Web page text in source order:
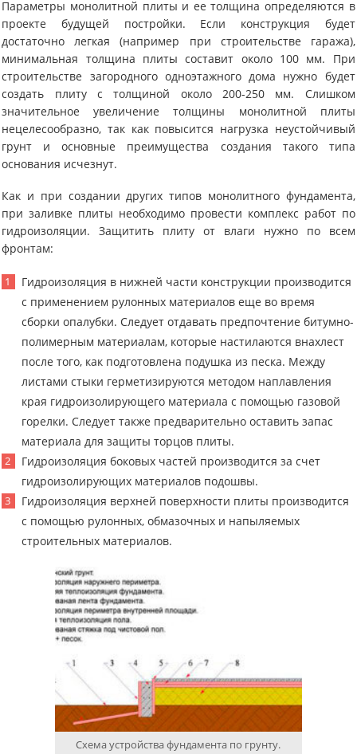
Параметры монолитной плиты и ее толщина определяются в
проекте будущей постройки. Если конструкция будет
достаточно легкая (например при строительстве гаража),
минимальная толщина плиты составит около 100 мм. При
строительстве загородного одноэтажного дома нужно будет
создать плиту с толщиной около 200-250 мм. Слишком
значительное увеличение толщины монолитной плиты
нецелесообразно, так как повысится нагрузка неустойчивый
грунт и основные преимущества создания такого типа
основания исчезнут.
Как и при создании других типов монолитного фундамента,
при заливке плиты необходимо провести комплекс работ по
гидроизоляции. Защитить плиту от влаги нужно по всем
фронтам:
Гидроизоляция в нижней части конструкции производится
с применением рулонных материалов еще во время
сборки опалубки. Следует отдавать предпочтение битумно-
полимерным материалам, которые настилаются внахлест
после того, как подготовлена подушка из песка. Между
листами стыки герметизируются методом наплавления
края гидроизолирующего материала с помощью газовой
горелки. Следует также предварительно оставить запас
материала для защиты торцов плиты.
Гидроизоляция боковых частей производится за счет
гидроизолирующих материалов подошвы.
Гидроизоляция верхней поверхности плиты производится
с помощью рулонных, обмазочных и напыляемых
строительных материалов.
Схема устройства фундамента по грунту.